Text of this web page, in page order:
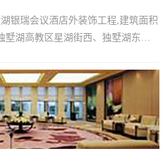
银瑞会议酒店外装饰工程,建筑面积
墅湖高教区星湖街西、独墅湖东、
合金明框玻璃幕墙、铝板幕墙、墙
璃雨蓬、铝合金门窗等。工程于20
日竣工。二、工程特点介绍幕墙环